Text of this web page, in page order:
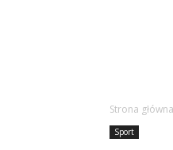
Strona główna
Sport